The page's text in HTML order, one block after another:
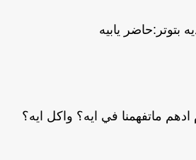
يابيه
ماتفهمنا في ايه؟ واكل ايه؟